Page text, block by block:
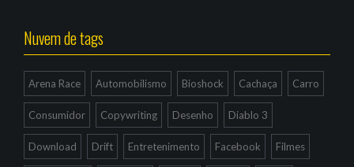
Nuvem de tags
Arena Race Automobilismo Bioshock Cachaça Carro
Consumidor Copywriting Desenho Diablo 3
Download Drift Entretenimento Facebook Filmes